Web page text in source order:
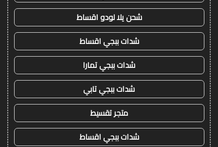
شحن يلا لودو اقساط
شدات ببجي اقساط
شدات ببجي تمارا
شدات ببجي تابي
متجر تقسيط
شدات ببجي اقساط